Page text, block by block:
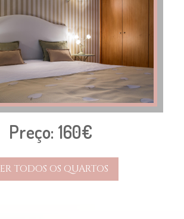
Preço: 160€
TODOS OS QUARTOS